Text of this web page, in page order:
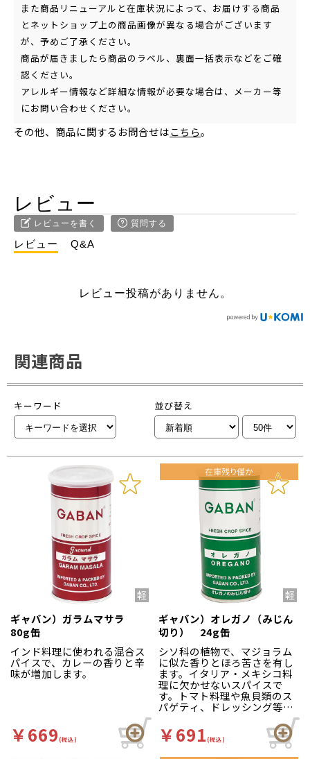
また商品リニューアルと在庫状況によって、お届けする商品
とネットショップ上の商品画像が異なる場合がございます
が、予めご了承ください。
商品が届きましたら商品のラベル、裏面一括表示などをご確
認ください。
アレルギー情報など詳細な情報が必要な場合は、メーカー等
にお問い合わせください。
その他、商品に関するお問合せはこちら。
レビュー
レビューを書く 質問する
レビュー Q&A
レビュー投稿がありません。
関連商品
キーワード 並び替え
ギャバン）ガラムマサラ
80g缶
インド料理に使われる混合ス
パイスで、カレーの香りと辛
味が増加します。
￥669(税込)
ギャバン）オレガノ（みじん
切り） 24g缶
シソ科の植物で、マジョラム
に似た香りとほろ苦さを有し
ます。イタリア・メキシコ料
理に欠かせないスパイスで
す。トマト料理や魚貝類のス
パゲティ、ドレッシング等に
幅広くご使用ください。
￥691(税込)